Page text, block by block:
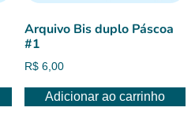
Arquivo Bis duplo Páscoa
#1
R$ 6,00
Adicionar ao carrinho